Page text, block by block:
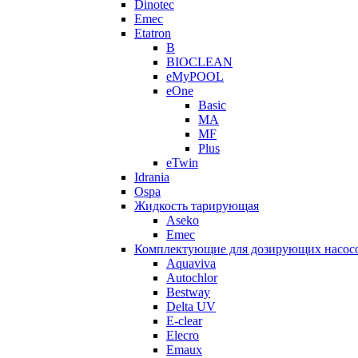
Dinotec
Emec
Etatron
B
BIOCLEAN
eMyPOOL
eOne
Basic
MA
MF
Plus
eTwin
Idrania
Ospa
Жидкость тарирующая
Aseko
Emec
Комплектующие для дозирующих
Aquaviva
Autochlor
Bestway
Delta UV
E-clear
Elecro
Emaux